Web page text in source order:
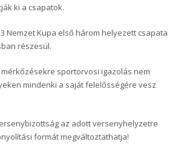
ki a csapatok.
Kupa első három helyezett csapata
részesül.
sportorvosi igazolás nem
mindenki a saját felelősségére vesz
az adott versenyhelyzetre
formát megváltoztathatja!